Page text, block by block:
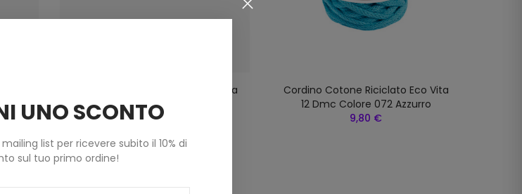
Cordino Cotone Riciclato Eco Vita
12 Dmc Colore 062 Lilla
9,80 €
Cordino Cotone Riciclato Eco Vita
12 Dmc Colore 072 Azzurro
9,80 €
UNO SCONTO
list per ricevere subito il 10% di
sul tuo primo ordine!